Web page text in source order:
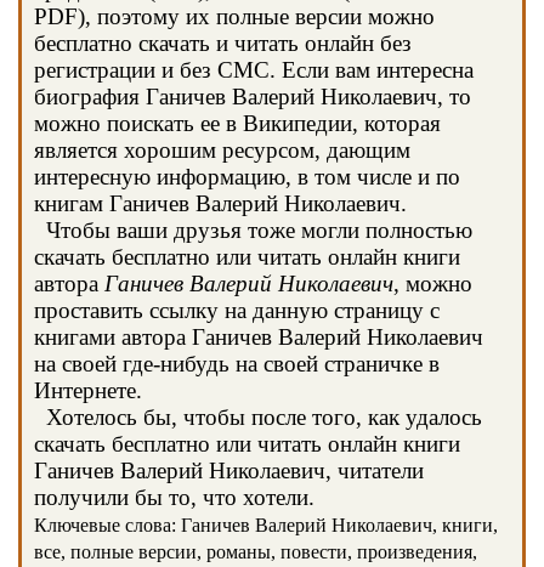
PDF), поэтому их полные версии можно
бесплатно скачать и читать онлайн без
регистрации и без СМС. Если вам интересна
биография Ганичев Валерий Николаевич, то
можно поискать ее в Википедии, которая
является хорошим ресурсом, дающим
интересную информацию, в том числе и по
книгам Ганичев Валерий Николаевич.
Чтобы ваши друзья тоже могли полностью
скачать бесплатно или читать онлайн книги
автора Ганичев Валерий Николаевич, можно
проставить ссылку на данную страницу с
книгами автора Ганичев Валерий Николаевич
на своей где-нибудь на своей страничке в
Интернете.
Хотелось бы, чтобы после того, как удалось
скачать бесплатно или читать онлайн книги
Ганичев Валерий Николаевич, читатели
получили бы то, что хотели.
Ключевые слова: Ганичев Валерий Николаевич, книги,
все, полные версии, романы, повести, произведения,